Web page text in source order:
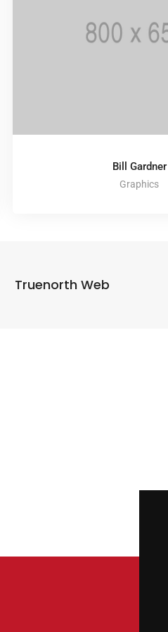
Bill Gardner
Graphics
Truenorth Web